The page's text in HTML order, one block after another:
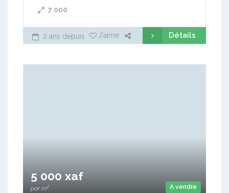
7 000
2 ans depuis J'aime Détails
A vendre
5 000 xaf
par m²